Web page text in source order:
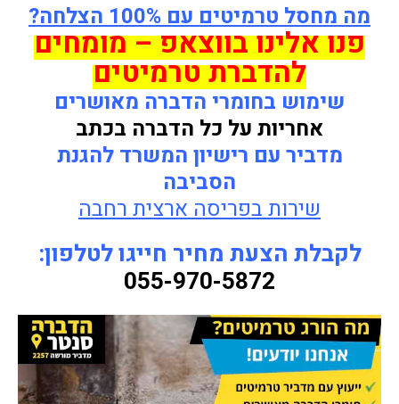
מה מחסל טרמיטים עם 100% הצלחה?
פנו אלינו בווצאפ – מומחים
להדברת טרמיטים
שימוש בחומרי הדברה מאושרים
אחריות על כל הדברה בכתב
מדביר עם רישיון המשרד להגנת
הסביבה
שירות בפריסה ארצית רחבה
לקבלת הצעת מחיר חייגו לטלפון:
055-970-5872